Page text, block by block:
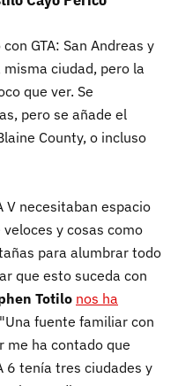
GTA: San Andreas y
misma ciudad, pero la
que ver. Se
pero se añade el
County, o incluso
V necesitaban espacio
y cosas como
para alumbrar todo
que esto suceda con
Totilo nos ha
fuente familiar con
me ha contado que
6 tenía tres ciudades y